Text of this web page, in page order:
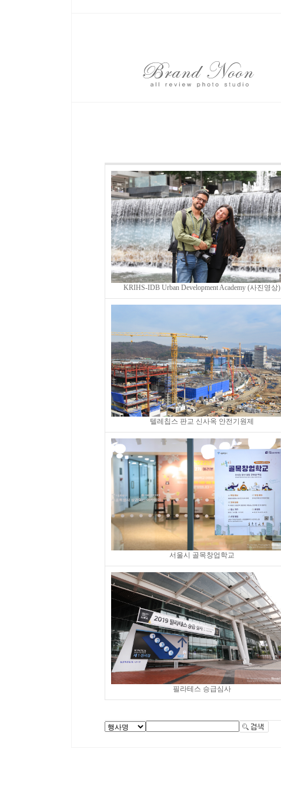
KRIHS-IDB Urban Development Academy (사진영상)
텔레칩스 판교 신사옥 안전기원제
서울시 골목창업학교
필라테스 승급심사